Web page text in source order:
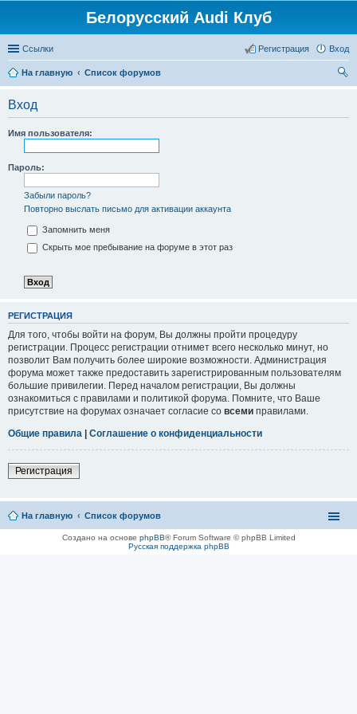
Белорусский Audi Клуб
Ссылки Вход
Регистрация
На главную
Список форумов
Вход
Имя пользователя:
Пароль:
Забыли пароль?
Повторно выслать письмо для активации аккаунта
Запомнить меня
Скрыть мое пребывание на форуме в этот раз
РЕГИСТРАЦИЯ
Для того, чтобы войти на форум, Вы должны пройти процедуру
регистрации. Процесс регистрации отнимет всего несколько минут, но
позволит Вам получить более широкие возможности. Администрация
форума может также предоставить зарегистрированным пользователям
большие привилегии. Перед началом регистрации, Вы должны
ознакомиться с правилами и политикой форума. Помните, что Ваше
присутствие на форумах означает согласие со всеми правилами.
Общие правила | Соглашение о конфиденциальности
Регистрация
На главную Список форумов
Создано на основе phpBB® Forum Software © phpBB Limited
Русская поддержка phpBB